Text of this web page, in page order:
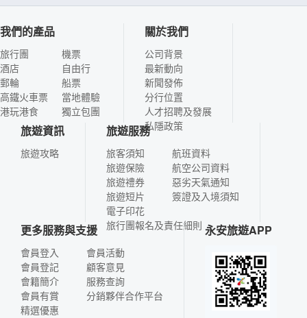
我們的產品
旅行團
酒店
郵輪
高鐵火車票
港玩港食
機票
自由行
船票
當地體驗
獨立包團
關於我們
公司背景
最新動向
新聞發佈
分行位置
人才招聘及發展
私隱政策
旅遊資訊
旅遊攻略
旅遊服務
旅客須知
旅遊保險
旅遊禮券
旅遊短片
電子印花
航班資料
航空公司資料
惡劣天氣通知
簽證及入境須知
旅行團報名及責任細則
更多服務與支援
會員登入
會員登記
會籍簡介
會員有賞
精選優惠
會員活動
顧客意見
服務查詢
分銷夥伴合作平台
永安旅遊APP